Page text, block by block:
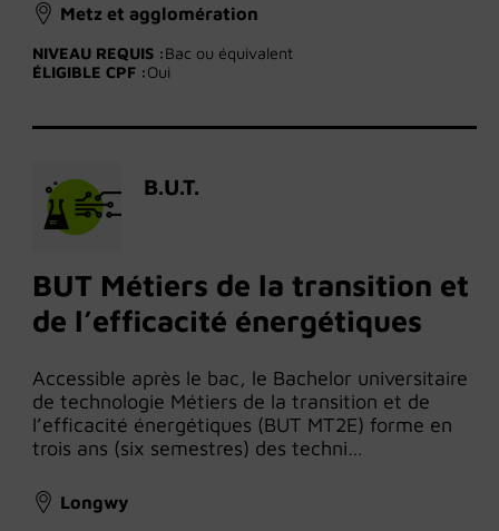
Metz et agglomération
NIVEAU REQUIS :Bac ou équivalent
ÉLIGIBLE CPF :Oui
B.U.T.
BUT Métiers de la transition et
de l’efficacité énergétiques
Accessible après le bac, le Bachelor universitaire
de technologie Métiers de la transition et de
l’efficacité énergétiques (BUT MT2E) forme en
trois ans (six semestres) des techni…
Longwy